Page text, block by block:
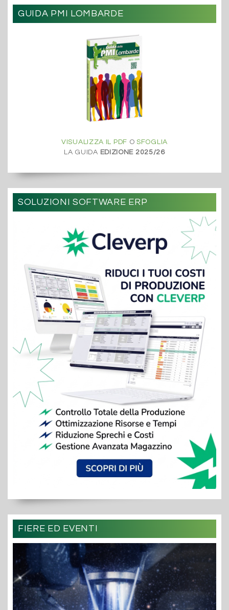
GUIDA PMI LOMBARDE
VISUALIZZA IL PDF OSFOGLIA
LA GUIDA EDIZIONE 2025/26
SOLUZIONI SOFTWARE ERP
FIERE ED EVENTI